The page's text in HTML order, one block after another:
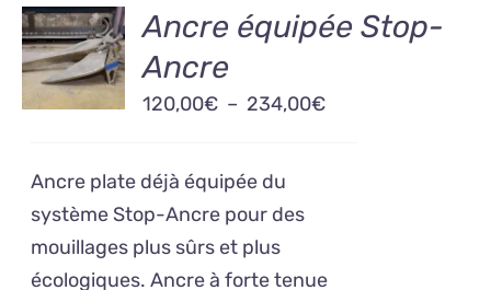
CHOIX
DES
OPTIONS
CE
PRODUIT
VARIATIONS.
LES
OPTIONS
PEUVENT
ÊTRE
/
DÉTAILS
Ancre équipée Stop-
Ancre
120,00€ – 234,00€Plage
Ancre plate déjà équipée du
système Stop-Ancre pour des
mouillages plus sûrs et plus
écologiques. Ancre à forte tenue